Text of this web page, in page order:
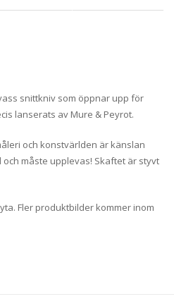
snittkniv som öppnar upp för
lanserats av Mure & Peyrot.
och konstvärlden är känslan
måste upplevas! Skaftet är styvt
Fler produktbilder kommer inom